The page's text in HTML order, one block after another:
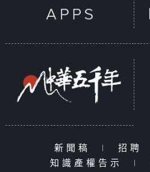
新聞稿 | 招聘
知識產權告示
|